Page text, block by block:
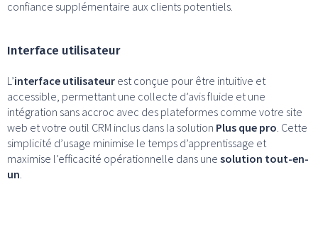
confiance supplémentaire aux clients potentiels.
Interface utilisateur
L’interface utilisateur est conçue pour être intuitive et
accessible, permettant une collecte d’avis fluide et une
intégration sans accroc avec des plateformes comme votre site
web et votre outil CRM inclus dans la solution Plus que pro . Cette
simplicité d’usage minimise le temps d’apprentissage et
maximise l’efficacité opérationnelle dans une solution tout-en-
un